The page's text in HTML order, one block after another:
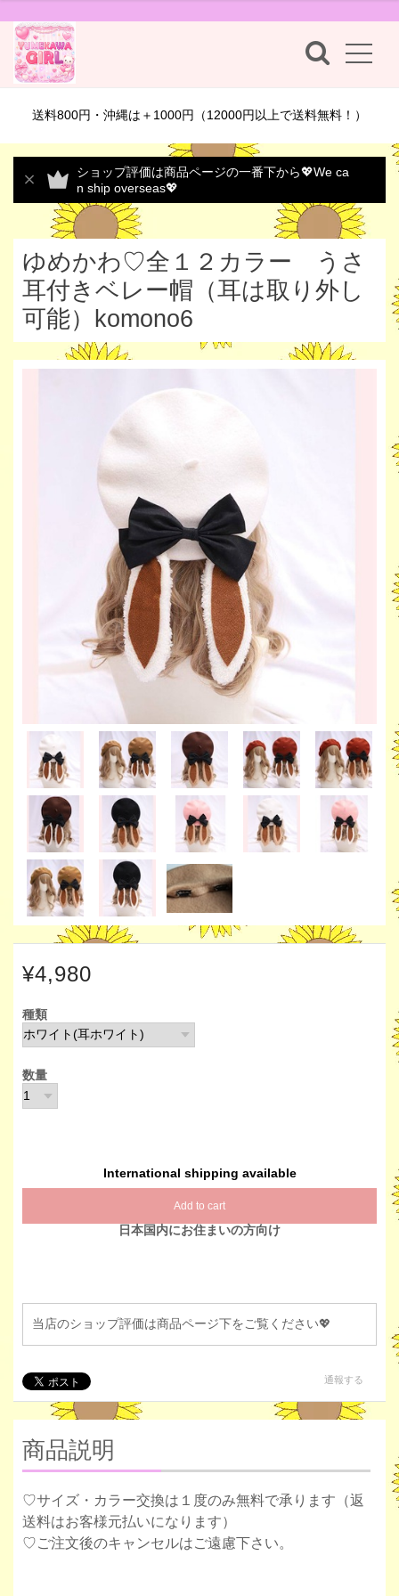
送料800円・沖縄は＋1000円（12000円以上で送料無料！）
ショップ評価は商品ページの一番下から💖We ca
n ship overseas💖
ゆめかわ♡全１２カラー うさ
耳付きベレー帽（耳は取り外し
可能）komono6
¥4,980
種類
数量
International shipping available
Add to cart
日本国内にお住まいの方向け
当店のショップ評価は商品ページ下をご覧ください💖
通報する
商品説明
♡サイズ・カラー交換は１度のみ無料で承ります（返
送料はお客様元払いになります）
♡ご注文後のキャンセルはご遠慮下さい。